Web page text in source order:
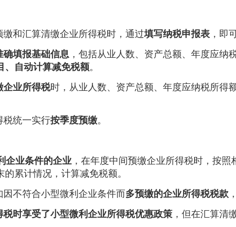
缴和汇算清缴企业所得税时，通过填写纳税申报表 ，即
确填报基础信息 ，包括从业人数、资产总额、年度应
、自动计算减免税额。
企业所得税时，从业人数、资产总额、年度应纳税所得
税统一实行按季度预缴。
企业条件的企业 ，在年度中间预缴企业所得税时，按照
累计情况，计算减免税额。
不符合小型微利企业条件而多预缴的企业所得税税款
税时享受了小型微利企业所得税优惠政策 ，但在汇算清